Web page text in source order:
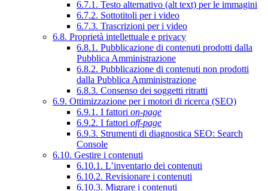
6.7.1. Testo alternativo (alt text) per le immagini
6.7.2. Sottotitoli per i video
6.7.3. Trascrizioni per i video
6.8. Proprietà intellettuale e privacy
6.8.1. Pubblicazione di contenuti prodotti dalla
Pubblica Amministrazione
6.8.2. Pubblicazione di contenuti non prodotti
dalla Pubblica Amministrazione
6.8.3. Consenso dei soggetti ritratti
6.9. Ottimizzazione per i motori di ricerca (SEO)
6.9.1. I fattori on-page
6.9.2. I fattori off-page
6.9.3. Strumenti di diagnostica SEO: Search
Console
6.10. Gestire i contenuti
6.10.1. L’inventario dei contenuti
6.10.2. Revisionare i contenuti
6.10.3. Migrare i contenuti